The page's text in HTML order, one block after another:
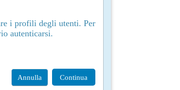
i profili degli utenti. Per
autenticarsi.
Annulla Continua